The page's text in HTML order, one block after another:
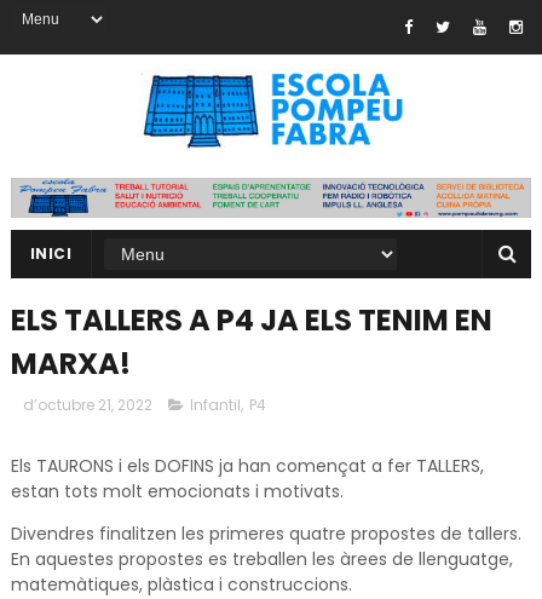
INICI
ELS TALLERS A P4 JA ELS TENIM EN
MARXA!
d’octubre 21, 2022 Infantil, P4
Els TAURONS i els DOFINS ja han començat a fer TALLERS,
estan tots molt emocionats i motivats.
Divendres finalitzen les primeres quatre propostes de tallers.
En aquestes propostes es treballen les àrees de llenguatge,
matemàtiques, plàstica i construccions.